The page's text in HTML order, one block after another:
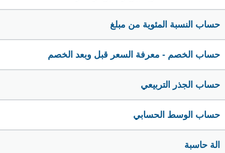
حساب النسبة المئوية من مبلغ
حساب الخصم - معرفة السعر قبل وبعد الخصم
حساب الجذر التربيعي
حساب الوسط الحسابي
الة حاسبة